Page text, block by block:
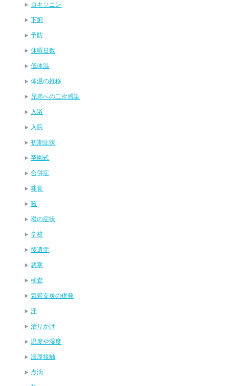
ロキソニン
下痢
予防
休暇日数
低体温
体温の推移
兄弟への二次感染
入浴
入院
初期症状
卒園式
合併症
味覚
咳
喉の症状
学校
後遺症
悪寒
検査
気管支炎の併発
汗
治りかけ
温度や湿度
濃厚接触
点滴